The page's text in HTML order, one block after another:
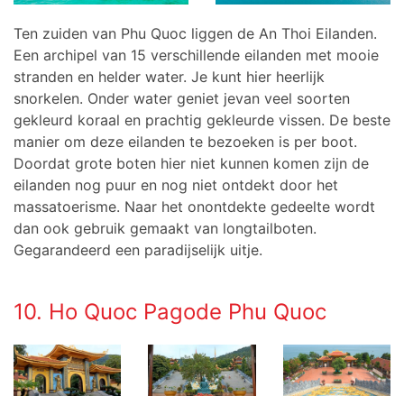
Ten zuiden van Phu Quoc liggen de An Thoi Eilanden.
Een archipel van 15 verschillende eilanden met mooie
stranden en helder water. Je kunt hier heerlijk
snorkelen. Onder water geniet jevan veel soorten
gekleurd koraal en prachtig gekleurde vissen. De beste
manier om deze eilanden te bezoeken is per boot.
Doordat grote boten hier niet kunnen komen zijn de
eilanden nog puur en nog niet ontdekt door het
massatoerisme. Naar het onontdekte gedeelte wordt
dan ook gebruik gemaakt van longtailboten.
Gegarandeerd een paradijselijk uitje.
10. Ho Quoc Pagode Phu Quoc